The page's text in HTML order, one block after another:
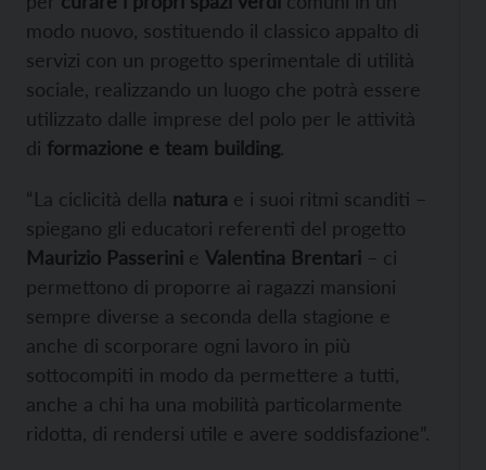
modo nuovo, sostituendo il classico appalto di
servizi con un progetto sperimentale di utilità
sociale, realizzando un luogo che potrà essere
utilizzato dalle imprese del polo per le attività
di formazione e team building.
“La ciclicità della natura e i suoi ritmi scanditi –
spiegano gli educatori referenti del progetto
Maurizio Passerini e Valentina Brentari – ci
permettono di proporre ai ragazzi mansioni
sempre diverse a seconda della stagione e
anche di scorporare ogni lavoro in più
sottocompiti in modo da permettere a tutti,
anche a chi ha una mobilità particolarmente
ridotta, di rendersi utile e avere soddisfazione”.